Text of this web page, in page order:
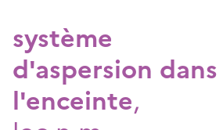
système
d'aspersion dans
l'enceinte,